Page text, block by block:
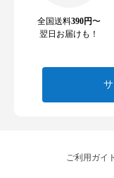
全国送料390円〜
翌日お届けも！
ご利用ガイ